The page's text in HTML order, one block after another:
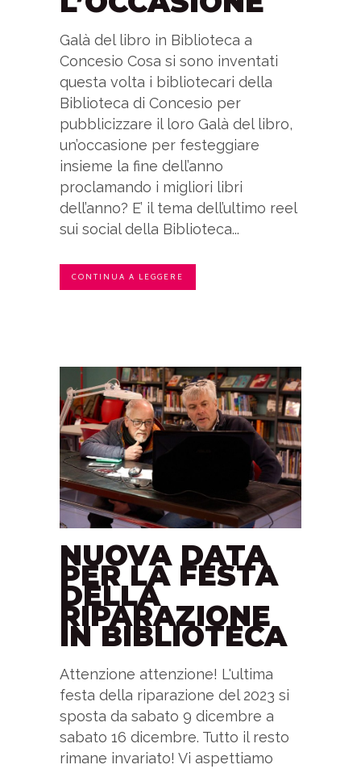
Galà del libro in Biblioteca a
Concesio Cosa si sono inventati
questa volta i bibliotecari della
Biblioteca di Concesio per
pubblicizzare il loro Galà del libro,
un’occasione per festeggiare
insieme la fine dell’anno
proclamando i migliori libri
dell’anno? E’ il tema dell’ultimo reel
sui social della Biblioteca...
CONTINUA A LEGGERE
NUOVA DATA
PER LA FESTA
DELLA
RIPARAZIONE
IN BIBLIOTECA
Attenzione attenzione! L'ultima
festa della riparazione del 2023 si
sposta da sabato 9 dicembre a
sabato 16 dicembre. Tutto il resto
rimane invariato! Vi aspettiamo